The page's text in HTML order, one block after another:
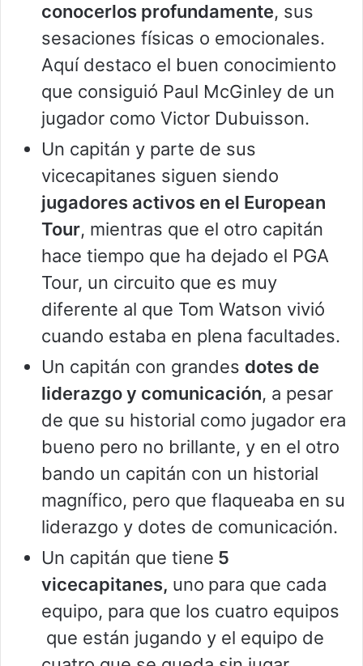
conocerlos profundamente, sus
sesaciones físicas o emocionales.
Aquí destaco el buen conocimiento
que consiguió Paul McGinley de un
jugador como Victor Dubuisson.
Un capitán y parte de sus
vicecapitanes siguen siendo
jugadores activos en el European
Tour, mientras que el otro capitán
hace tiempo que ha dejado el PGA
Tour, un circuito que es muy
diferente al que Tom Watson vivió
cuando estaba en plena facultades.
Un capitán con grandes dotes de
liderazgo y comunicación, a pesar
de que su historial como jugador era
bueno pero no brillante, y en el otro
bando un capitán con un historial
magnífico, pero que flaqueaba en su
liderazgo y dotes de comunicación.
Un capitán que tiene 5
vicecapitanes, uno para que cada
equipo, para que los cuatro equipos
que están jugando y el equipo de